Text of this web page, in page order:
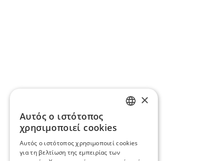
×
Αυτός ο ιστότοπος
χρησιμοποιεί cookies
Αυτός ο ιστότοπος χρησιμοποιεί cookies
για τη βελτίωση της εμπειρίας των